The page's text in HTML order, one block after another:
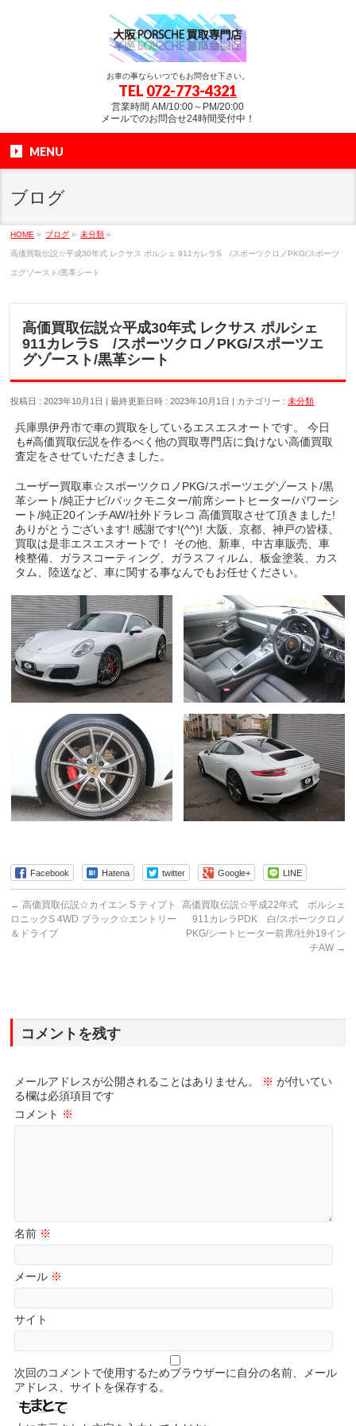
お車の事ならいつでもお問合せ下さい。
TEL 072-773-4321
営業時間 AM/10:00～PM/20:00
メールでのお問合せ24時間受付中！
MENU
ブログ
HOME » ブログ » 未分類 »
高価買取伝説☆平成30年式 レクサス ポルシェ 911カレラS /スポーツクロノPKG/スポーツ
エグゾースト/黒革シート
高価買取伝説☆平成30年式 レクサス ポルシェ
911カレラS /スポーツクロノPKG/スポーツエ
グゾースト/黒革シート
投稿日 : 2023年10月1日 最終更新日時 : 2023年10月1日 カテゴリー :未分類
兵庫県伊丹市で車の買取をしているエスエスオートです。 今日
も#高価買取伝説を作るべく他の買取専門店に負けない高価買取
査定をさせていただきました。
ユーザー買取車☆スポーツクロノPKG/スポーツエグゾースト/黒
革シート/純正ナビ/バックモニター/前席シートヒーター/パワーシ
ート/純正20インチAW/社外ドラレコ 高価買取させて頂きました!
ありがとうございます! 感謝です!(^^)! 大阪、京都、神戸の皆様、
買取は是非エスエスオートで！ その他、新車、中古車販売、車
検整備、ガラスコーティング、ガラスフィルム、板金塗装、カス
タム、陸送など、車に関する事なんでもお任せください。
Facebook Hatena twitter Google+ LINE
← 高価買取伝説☆カイエン S ティプト
ロニックS 4WD ブラック☆エントリー
＆ドライブ
高価買取伝説☆平成22年式 ポルシェ
911カレラPDK 白/スポーツクロノ
PKG/シートヒーター前席/社外19イン
チAW →
コメントを残す
メールアドレスが公開されることはありません。 ※ が付いてい
る欄は必須項目です
コメント ※
名前 ※
メール ※
サイト
次回のコメントで使用するためブラウザーに自分の名前、メール
アドレス、サイトを保存する。